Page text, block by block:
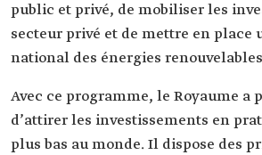
public et privé, de mobiliser les
secteur privé et de mettre en place
national des énergies
Avec ce programme, le Royaume a
d’attirer les investissements en
plus bas au monde. Il dispose des